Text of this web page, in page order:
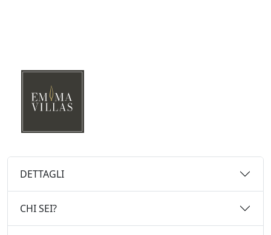
DETTAGLI
CHI SEI?